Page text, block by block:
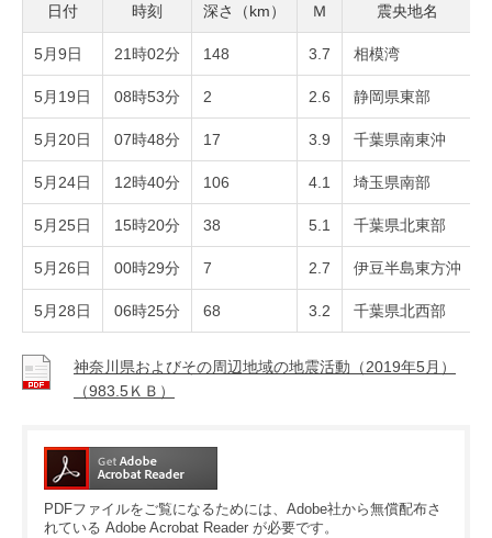
日付 時刻 深さ（km） Ｍ 震央地名
5月9日 21時02分 148 3.7 相模湾
5月19日 08時53分 2 2.6 静岡県東部
5月20日 07時48分 17 3.9 千葉県南東沖
5月24日 12時40分 106 4.1 埼玉県南部
5月25日 15時20分 38 5.1 千葉県北東部
5月26日 00時29分 7 2.7 伊豆半島東方沖
5月28日 06時25分 68 3.2 千葉県北西部
神奈川県およびその周辺地域の地震活動（2019年5月）
（983.5ＫＢ）
PDFファイルをご覧になるためには、Adobe社から無償配布さ
れている Adobe Acrobat Reader が必要です。